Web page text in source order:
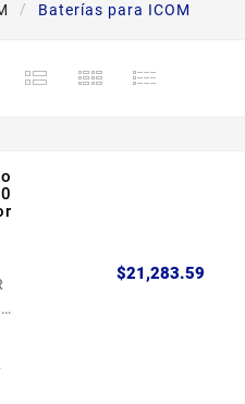
Baterías para ICOM
$21,283.59Precio